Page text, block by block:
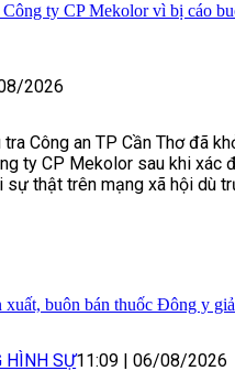
ty CP Mekolor vì bị cáo
2026
tra Công an TP Cần Thơ đã
ty CP Mekolor sau khi xác
sự thật trên mạng xã hội dù
buôn bán thuốc Đông y giả
HÌNH SỰ11:09 | 06/08/2026